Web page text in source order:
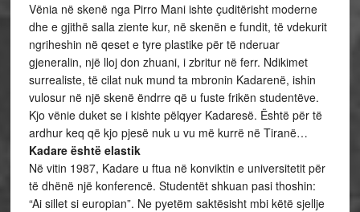
Vënia në skenë nga Pirro Mani ishte çuditërisht moderne
dhe e gjithë salla ziente kur, në skenën e fundit, të vdekurit
ngriheshin në qeset e tyre plastike për të nderuar
gjeneralin, një lloj don zhuani, i zbritur në ferr. Ndikimet
surrealiste, të cilat nuk mund ta mbronin Kadarenë, ishin
vulosur në një skenë ëndrre që u fuste frikën studentëve.
Kjo vënie duket se i kishte pëlqyer Kadaresë. Është për të
ardhur keq që kjo pjesë nuk u vu më kurrë në Tiranë…
Kadare është elastik
Në vitin 1987, Kadare u ftua në konviktin e universitetit për
të dhënë një konferencë. Studentët shkuan pasi thoshin:
“Ai sillet si europian”. Ne pyetëm saktësisht mbi këtë sjellje